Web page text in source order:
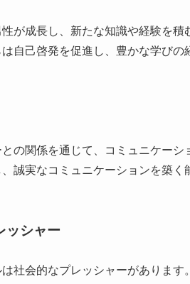
が成長し、新たな知識や経験を
自己啓発を促進し、豊かな学びの
の関係を通じて、コミュニケー
誠実なコミュニケーションを築く
ッシャー
社会的なプレッシャーがありま